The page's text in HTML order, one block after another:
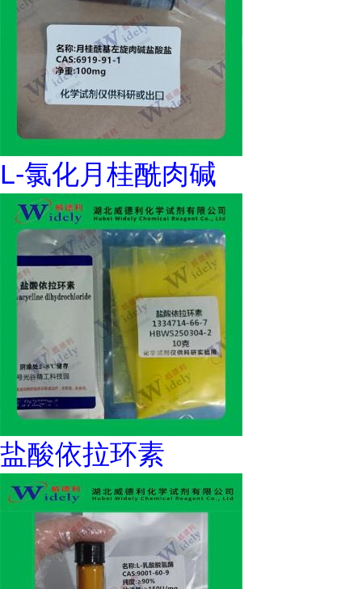
L-氯化月桂酰肉碱
盐酸依拉环素